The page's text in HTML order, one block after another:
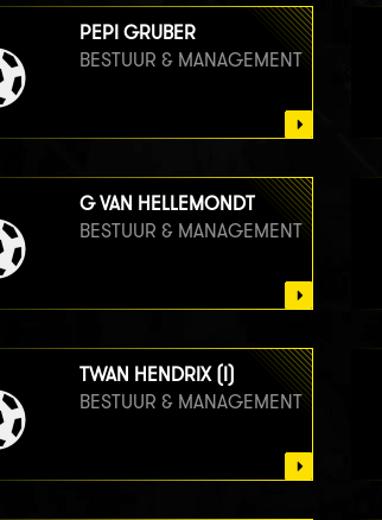
PEPI GRUBER
BESTUUR & MANAGEMENT
G VAN HELLEMONDT
BESTUUR & MANAGEMENT
TWAN HENDRIX (I)
BESTUUR & MANAGEMENT